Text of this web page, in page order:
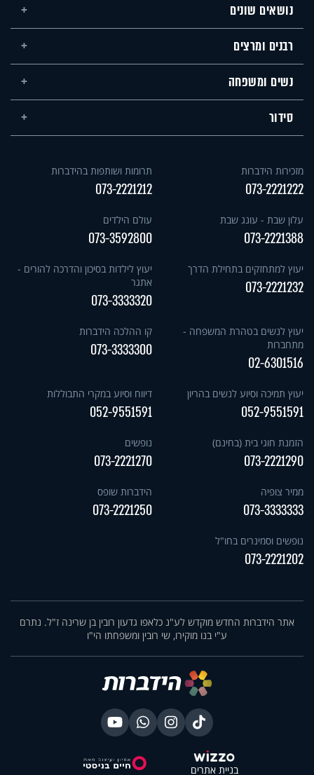
נושאים שונים
רבנים ומרצים
נשים ומשפחה
סידור
מזכירות הידברות
073-2221222
תרומות ושותפות בהידברות
073-2221212
עלון שבת - עונג שבת
073-2221388
עולם הילדים
073-3592800
יעוץ למתחזקים בתחילת הדרך
073-2221232
יעוץ לילדות בסיכון והדרכה להורים -
אתגר
073-3333320
יעוץ לנשים בטהרת המשפחה -
מתחברות
02-6301516
קו ההלכה הידברות
073-3333300
יעוץ תמיכה וסיוע לנשים בהריון
052-9551591
דיווח וסיוע במקרי התבוללות
052-9551591
הזמנת חוגי בית (בחינם)
073-2221290
נופשים
073-2221270
ממיר צופיה
073-3333333
הידברות שופס
073-2221250
נופשים וסמינרים בחו"ל
073-2221202
אתר הידברות החדש מוקדש לע"נ כלאפו גדעון רובין בן שרינה ז"ל. נתרם
ע"י בנו מוקירו, שי רובין ומשפחתו הי"ו
בניית אתרים